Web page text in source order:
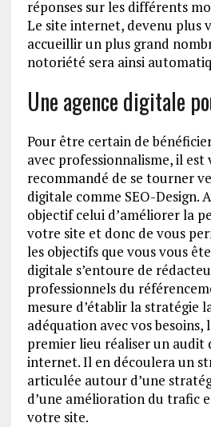
réponses sur les différents
Le site internet, devenu plus
accueillir un plus grand
notoriété sera ainsi
Une agence digitale
Pour être certain de
avec professionnalisme, il est
recommandé de se tourner
digitale comme SEO-Design.
objectif celui d’améliorer la
votre site et donc de vous
les objectifs que vous vous
digitale s’entoure de
professionnels du
mesure d’établir la stratégie
adéquation avec vos besoins,
premier lieu réaliser un audit
internet. Il en découlera un
articulée autour d’une
d’une amélioration du trafic
votre site.